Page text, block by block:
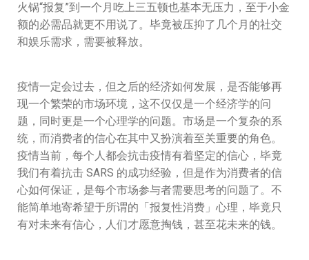
火锅“报复”到一个月吃上三五顿也基本无压力，至于小金
额的必需品就更不用说了。毕竟被压抑了几个月的社交
和娱乐需求，需要被释放。
疫情一定会过去，但之后的经济如何发展，是否能够再
现一个繁荣的市场环境，这不仅仅是一个经济学的问
题，同时更是一个心理学的问题。市场是一个复杂的系
统，而消费者的信心在其中又扮演着至关重要的角色。
疫情当前，每个人都会抗击疫情有着坚定的信心，毕竟
我们有着抗击 SARS 的成功经验，但是作为消费者的信
心如何保证，是每个市场参与者需要思考的问题了。不
能简单地寄希望于所谓的「报复性消费」心理，毕竟只
有对未来有信心，人们才愿意掏钱，甚至花未来的钱。